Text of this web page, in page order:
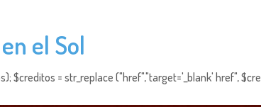
el Sol
= str_replace ("href","target='_blank' href",